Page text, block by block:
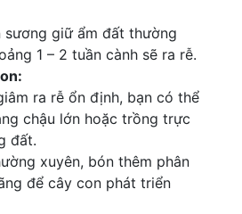
sương giữ ẩm đất thường
1 – 2 tuần cành sẽ ra rễ.
ra rễ ổn định, bạn có thể
chậu lớn hoặc trồng trực
đất.
xuyên, bón thêm phân
để cây con phát triển